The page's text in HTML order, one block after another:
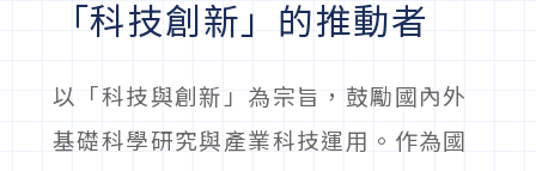
「科技創新」的推動者
以「科技與創新」為宗旨，鼓勵國內外
基礎科學研究與產業科技運用。作為國